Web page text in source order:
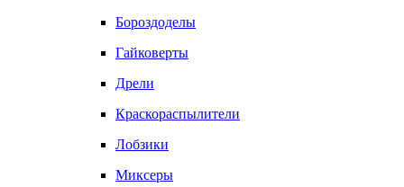
Бороздоделы
Гайковерты
Дрели
Краскораспылители
Лобзики
Миксеры